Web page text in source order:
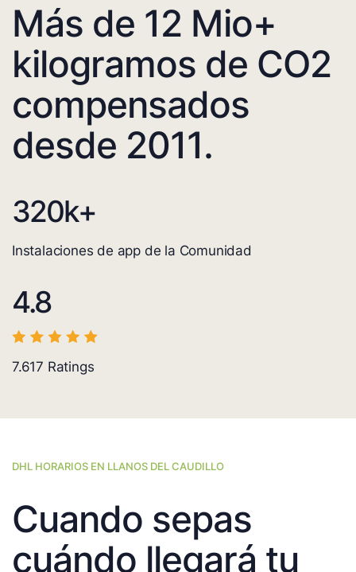
Más de 12 Mio+
kilogramos de CO2
compensados
desde 2011.
320k+
Instalaciones de app de la Comunidad
4.8
7.617 Ratings
DHL HORARIOS EN LLANOS DEL CAUDILLO
Cuando sepas
cuándo llegará tu